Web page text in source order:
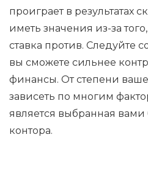
проиграет в результатах
иметь значения из-за
ставка против. Следуйте
вы сможете сильнее
финансы. От степени
зависеть по многим
является выбранная вами
контора.